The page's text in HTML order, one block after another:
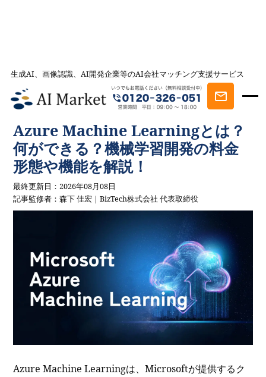
生成AI、画像認識、AI開発企業等のAI会社マッチング支援サービス
AI会社とのマッチングは AI Market
記事一覧
AIを学ぶ・知る
Azure Machine Learningとは？何ができ
る？機械学習開発の料金形態や機能を解説！
Azure Machine Learningとは？
何ができる？機械学習開発の料金
形態や機能を解説！
最終更新日：2026年08月08日
記事監修者：森下 佳宏｜BizTech株式会社 代表取締役
Azure Machine Learningは、Microsoftが提供するク